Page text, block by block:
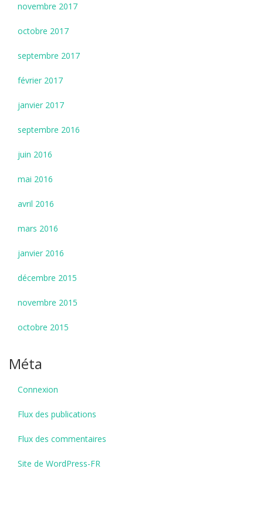
novembre 2017
octobre 2017
septembre 2017
février 2017
janvier 2017
septembre 2016
juin 2016
mai 2016
avril 2016
mars 2016
janvier 2016
décembre 2015
novembre 2015
octobre 2015
Méta
Connexion
Flux des publications
Flux des commentaires
Site de WordPress-FR